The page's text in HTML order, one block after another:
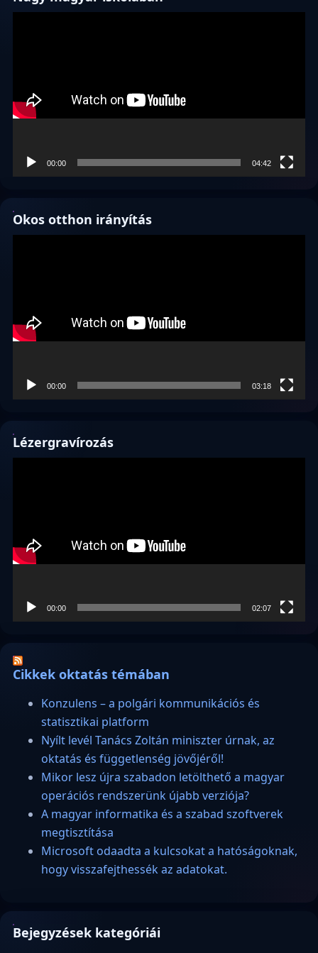
00:00 04:42
Okos otthon irányítás
00:00 03:18
Lézergravírozás
00:00 02:07
Cikkek oktatás témában
Konzulens – a polgári kommunikációs és
statisztikai platform
Nyílt levél Tanács Zoltán miniszter úrnak, az
oktatás és függetlenség jövőjéről!
Mikor lesz újra szabadon letölthető a magyar
operációs rendszerünk újabb verziója?
A magyar informatika és a szabad szoftverek
megtisztítása
Microsoft odaadta a kulcsokat a hatóságoknak,
hogy visszafejthessék az adatokat.
Bejegyzések kategóriái